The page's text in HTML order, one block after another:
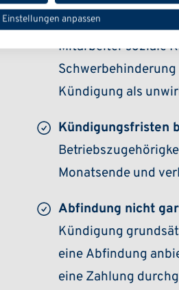
Sozialauswahl ist
Mitarbeiter soziale
Kündigung als
Kündigungsfristen
Monatsende und
Abfindung nicht
Kündigung
eine Abfindung
eine Zahlung
Einstellungen anpassen